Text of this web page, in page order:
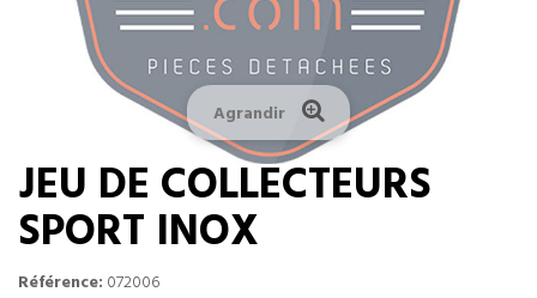
Agrandir
JEU DE COLLECTEURS
SPORT INOX
Référence: 072006